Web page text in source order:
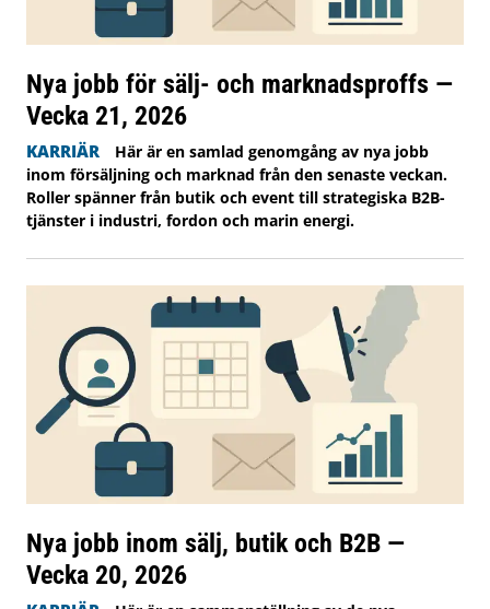
Nya jobb för sälj- och marknadsproffs —
Vecka 21, 2026
KARRIÄR
Här är en samlad genomgång av nya jobb
inom försäljning och marknad från den senaste veckan.
Roller spänner från butik och event till strategiska B2B-
tjänster i industri, fordon och marin energi.
Nya jobb inom sälj, butik och B2B —
Vecka 20, 2026